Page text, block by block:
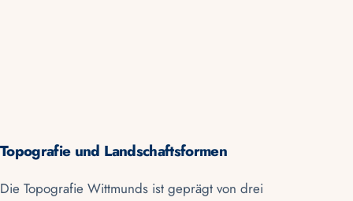
Topografie und Landschaftsformen
Die Topografie Wittmunds ist geprägt von drei